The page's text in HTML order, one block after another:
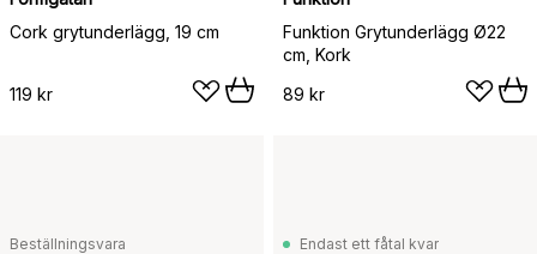
Cork grytunderlägg, 19 cm
119 kr
Funktion Grytunderlägg Ø22
cm, Kork
89 kr
Beställningsvara Endast ett fåtal kvar